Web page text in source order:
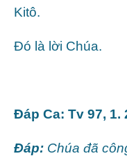
Kitô.
Ðó là lời Chúa.
Ðáp Ca: Tv 97, 1.
Ðáp: Chúa đã